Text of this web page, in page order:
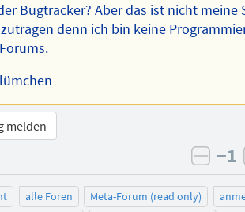
Bugtracker? Aber das ist nicht meine
denn ich bin keine
melden
−1
alle Foren Meta-Forum (read only)